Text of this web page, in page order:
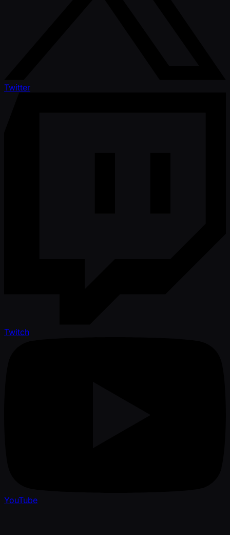
Twitter
Twitch
YouTube